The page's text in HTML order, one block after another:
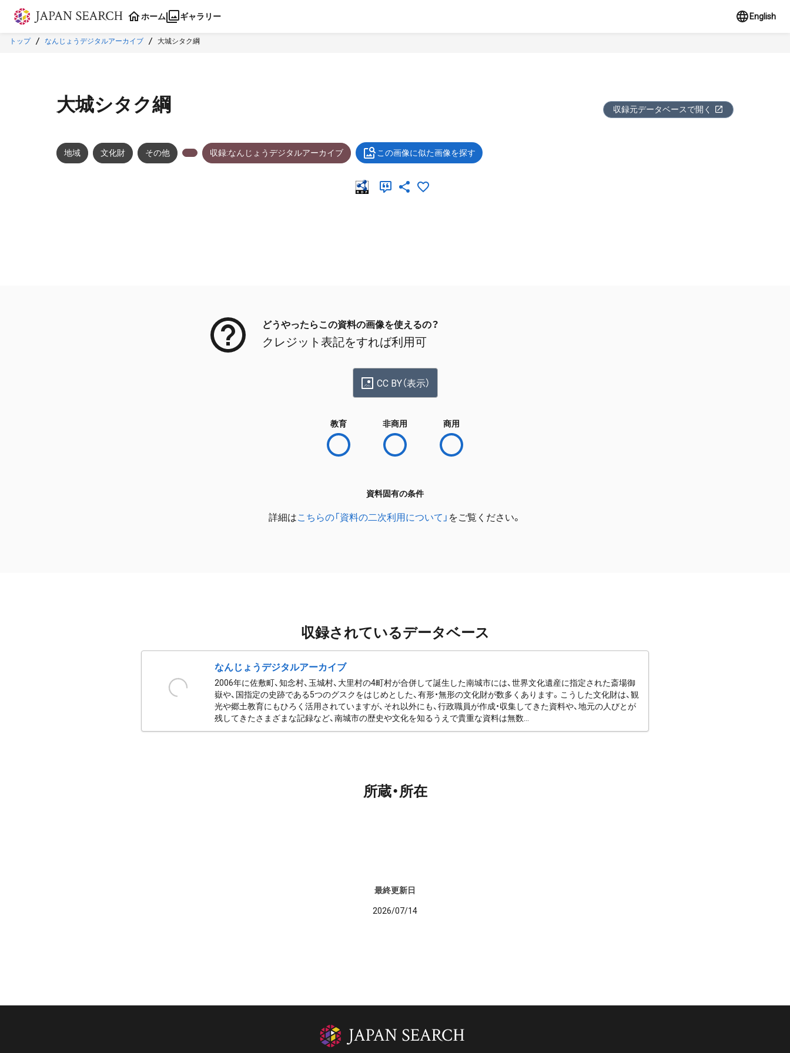
本文に飛ぶ
ホーム ギャラリー English
トップ なんじょうデジタルアーカイブ 大城シタク綱
大城シタク綱 収録元データベースで開く
地域 文化財 その他 収録:なんじょうデジタルアーカイブ この画像に似た画像を探す
どうやったらこの資料の画像を使えるの？
クレジット表記をすれば利用可
CC BY（表示）
教育 非商用 商用
資料固有の条件
詳細はこちらの「資料の二次利用について」 をご覧ください。
収録されているデータベース
なんじょうデジタルアーカイブ
2006年に佐敷町、知念村、玉城村、大里村の4町村が合併して誕生した南城市には、世界文化遺産に指定された斎場御
嶽や、国指定の史跡である5つのグスクをはじめとした、有形・無形の文化財が数多くあります。こうした文化財は、観
光や郷土教育にもひろく活用されていますが、それ以外にも、行政職員が作成・収集してきた資料や、地元の人びとが
残してきたさまざまな記録など、南城市の歴史や文化を知るうえで貴重な資料は無数...
所蔵・所在
最終更新日
2026/07/14